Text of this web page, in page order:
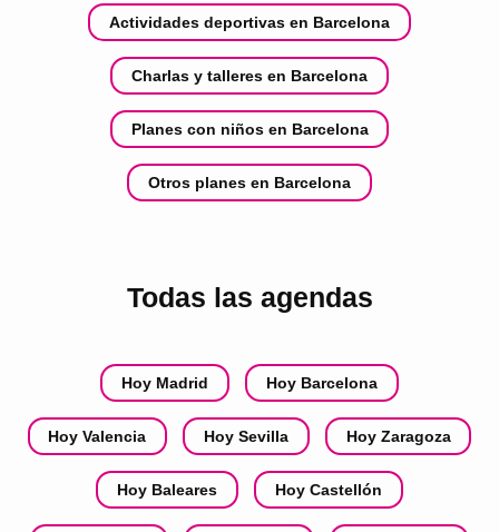
Actividades deportivas en Barcelona
Charlas y talleres en Barcelona
Planes con niños en Barcelona
Otros planes en Barcelona
Todas las agendas
Hoy Madrid Hoy Barcelona
Hoy Valencia Hoy Sevilla Hoy Zaragoza
Hoy Baleares Hoy Castellón